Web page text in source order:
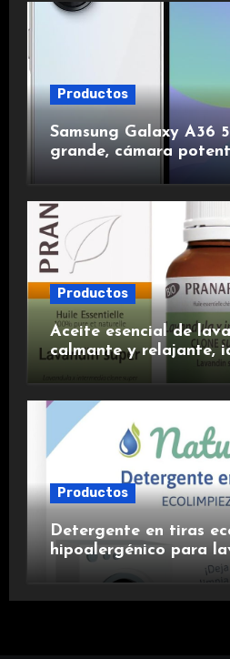
Productos
Samsung Galaxy A36
grande, cámara
duradera y carga
experiencia premium.
Productos
Aceite esencial de
calmante y relajante,
Productos
Detergente en tiras
hipoalergénico para
suavizante incluido y